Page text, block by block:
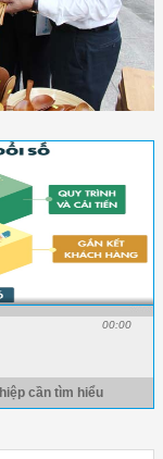
00:00
cần tìm hiểu